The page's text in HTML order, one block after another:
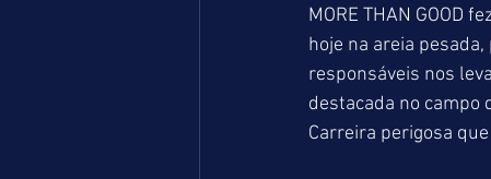
MORE THAN GOOD
hoje na areia
responsáveis nos
destacada no campo
Carreira perigosa